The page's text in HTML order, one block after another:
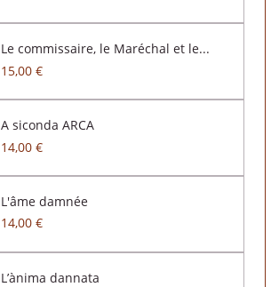
Le commissaire, le Maréchal et le...
15,00 €
A siconda ARCA
14,00 €
L'âme damnée
14,00 €
L’ànima dannata